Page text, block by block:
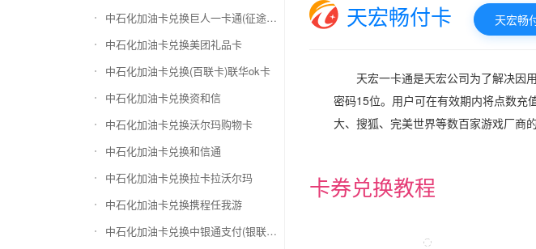
中石化加油卡兑换巨人一卡通(征途卡)
中石化加油卡兑换美团礼品卡
中石化加油卡兑换(百联卡)联华ok卡
中石化加油卡兑换资和信
中石化加油卡兑换沃尔玛购物卡
中石化加油卡兑换和信通
中石化加油卡兑换拉卡拉沃尔玛
中石化加油卡兑换携程任我游
中石化加油卡兑换中银通支付(银联购物卡)
天宏畅付卡 天宏畅
天宏一卡通是天宏公司为了解决因
密码15位。用户可在有效期内将点数充
大、搜狐、完美世界等数百家游戏厂商
卡券兑换教程